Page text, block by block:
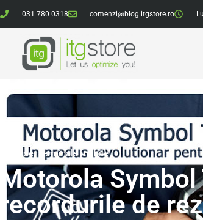
031 780 0318 comenzi@blog.itgstore.ro
Produse,Terminale mobile
Motorola
recordurile de